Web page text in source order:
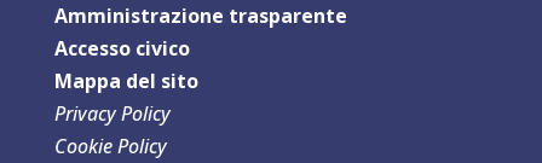
Amministrazione trasparente
Accesso civico
Mappa del sito
Privacy Policy
Cookie Policy